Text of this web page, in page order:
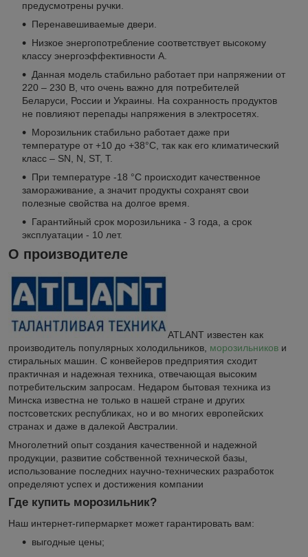
предусмотрены ручки.
Перенавешиваемые двери.
Низкое энергопотребление соответствует высокому
классу энергоэффективности A.
Данная модель стабильно работает при напряжении от
220 – 230 В, что очень важно для потребителей
Беларуси, России и Украины. На сохранность продуктов
не повлияют перепады напряжения в электросетях.
Морозильник стабильно работает даже при
температуре от +10 до +38°C, так как его климатический
класс – SN, N, ST, T.
При температуре -18 °С происходит качественное
замораживание, а значит продукты сохранят свои
полезные свойства на долгое время.
Гарантийный срок морозильника - 3 года, а срок
эксплуатации - 10 лет.
О производителе
ATLANT известен как
производитель популярных холодильников, морозильников и
стиральных машин. С конвейеров предприятия сходит
практичная и надежная техника, отвечающая высоким
потребительским запросам. Недаром бытовая техника из
Минска известна не только в нашей стране и других
постсоветских республиках, но и во многих европейских
странах и даже в далекой Австралии.
Многолетний опыт создания качественной и надежной
продукции, развитие собственной технической базы,
использование последних научно-технических разработок
определяют успех и достижения компании
Где купить морозильник?
Наш интернет-гипермаркет может гарантировать вам:
выгодные цены;